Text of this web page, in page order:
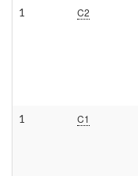
1 C2
1 C1